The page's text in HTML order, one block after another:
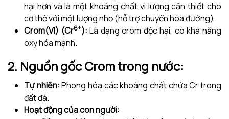
hại hơn và là một khoáng chất vi lượng cần thiết cho
cơ thể với một lượng nhỏ (hỗ trợ chuyển hóa đường).
Crom(VI) (Cr6+): Là dạng crom độc hại, có khả năng
oxy hóa mạnh.
2. Nguồn gốc Crom trong nước:
Tự nhiên:Phong hóa các khoáng chất chứa Cr trong
đất đá.
Hoạt động của con người: